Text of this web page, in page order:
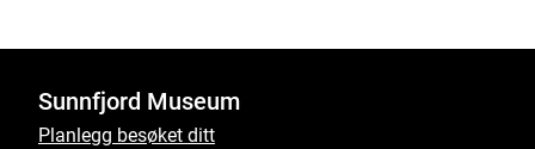
Sunnfjord Museum
Planlegg besøket ditt